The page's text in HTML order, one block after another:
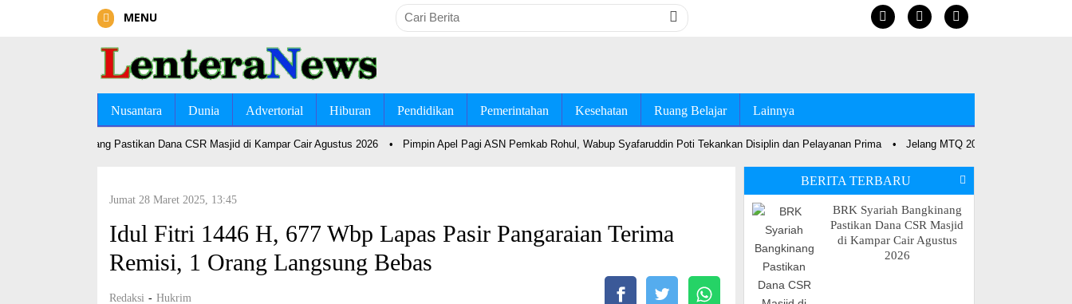
MENU
Nusantara Dunia Advertorial Hiburan Pendidikan Pemerintahan Kesehatan Ruang Belajar Lainnya
Bangkinang Pastikan Dana CSR Masjid di Kampar Cair Agustus 2026 • Pimpin Apel Pagi ASN Pemkab Rohul, Wabup Syafaruddin Poti Tekankan Disiplin dan Pelayanan Prima • Jelang MTQ 2027, Bupati Anton
Jumat 28 Maret 2025, 13:45
Idul Fitri 1446 H, 677 Wbp Lapas Pasir Pangaraian Terima
Remisi, 1 Orang Langsung Bebas
Redaksi - Hukrim
BERITA TERBARU
BRK Syariah Bangkinang
Pastikan Dana CSR Masjid
di Kampar Cair Agustus
2026